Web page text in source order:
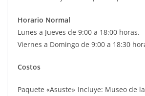
Horario Normal
Lunes a Jueves de 9:00 a 18:00 horas.
Viernes a Domingo de 9:00 a 18:30
Costos
Paquete «Asuste» Incluye: Museo de